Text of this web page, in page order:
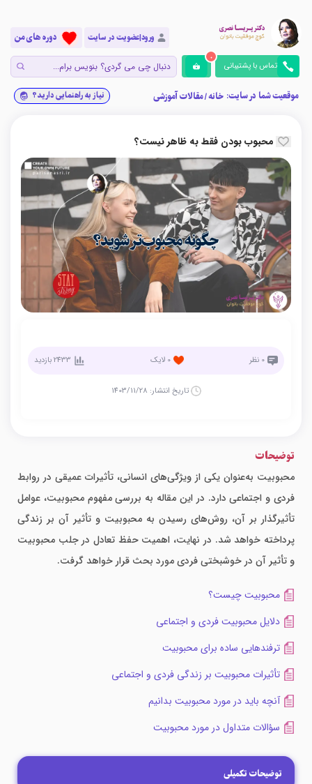
ورود|عضویت در سایت دوره های من
تماس با پشتیبانی
0
موقعیت شما در سایت: خانه/مقالات آموزشی نیاز به راهنمایی دارید؟
محبوب بودن فقط به ظاهر نیست؟
0 نظر 0 لایک 2433بازدید
تاریخ انتشار: 1403/11/28
توضیحات
محبوبیت به‌عنوان یکی از ویژگی‌های انسانی، تأثیرات عمیقی در روابط
فردی و اجتماعی دارد. در این مقاله به بررسی مفهوم محبوبیت، عوامل
تأثیرگذار بر آن، روش‌های رسیدن به محبوبیت و تأثیر آن بر زندگی
پرداخته خواهد شد. در نهایت، اهمیت حفظ تعادل در جلب محبوبیت
و تأثیر آن در خوشبختی فردی مورد بحث قرار خواهد گرفت.
محبوبیت چیست؟
دلایل محبوبیت فردی و اجتماعی
ترفندهایی ساده برای محبوبیت
تأثیرات محبوبیت بر زندگی فردی و اجتماعی
آنچه باید در مورد محبوبیت بدانیم
سؤالات متداول در مورد محبوبیت
توضیحات تکمیلی